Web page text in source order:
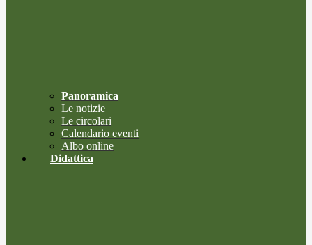
Panoramica
Le notizie
Le circolari
Calendario eventi
Albo online
Didattica